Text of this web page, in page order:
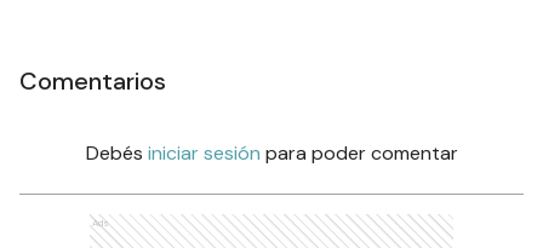
Comentarios
Debés iniciar sesión para poder comentar
Ads